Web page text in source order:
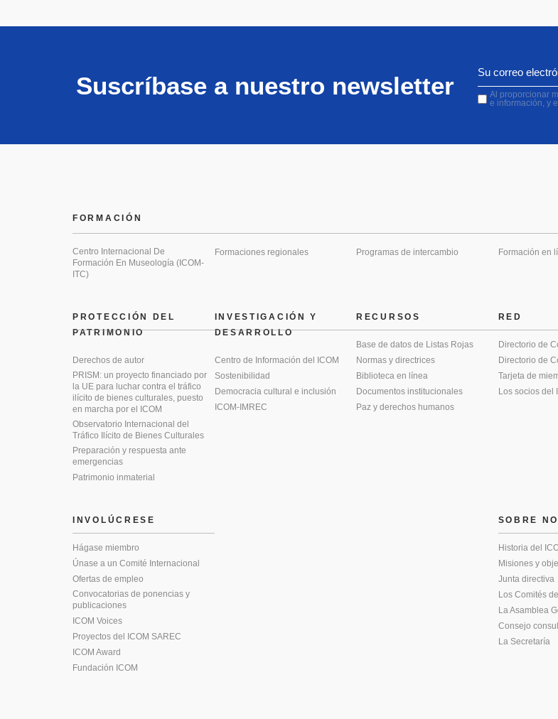
Suscríbase a nuestro newsletter
Al proporcionar
e información, y
PROTECCIÓN DEL
PATRIMONIO
Derechos de autor
PRISM: un proyecto financiado por
la UE para luchar contra el tráfico
ilícito de bienes culturales, puesto
en marcha por el ICOM
Observatorio Internacional del
Tráfico Ilícito de Bienes Culturales
Preparación y respuesta ante
emergencias
Patrimonio inmaterial
FORMACIÓN
Centro Internacional De
Formación En Museología (ICOM-
ITC)
Formaciones regionales Programas de intercambio Formación en
INVESTIGACIÓN Y
DESARROLLO
Centro de Información del ICOM
Sostenibilidad
Democracia cultural e inclusión
ICOM-IMREC
RECURSOS
Base de datos de Listas Rojas
Normas y directrices
Biblioteca en línea
Documentos institucionales
Paz y derechos humanos
RED
Directorio de
Directorio de
Tarjeta de
Los socios del
INVOLÚCRESE
Hágase miembro
Únase a un Comité Internacional
Ofertas de empleo
Convocatorias de ponencias y
publicaciones
ICOM Voices
Proyectos del ICOM SAREC
ICOM Award
Fundación ICOM
SOBRE
Historia del
Misiones y
Junta directiva
Los Comités
La Asamblea
Consejo
La Secretaría